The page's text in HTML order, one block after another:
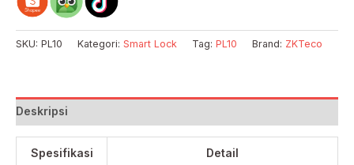
SKU: PL10 Kategori: Smart Lock Tag: PL10 Brand: ZKTeco
Deskripsi
Spesifikasi Detail